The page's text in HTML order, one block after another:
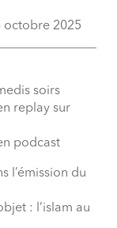
octobre 2025
soirs
replay sur
podcast
l’émission du
: l’islam au